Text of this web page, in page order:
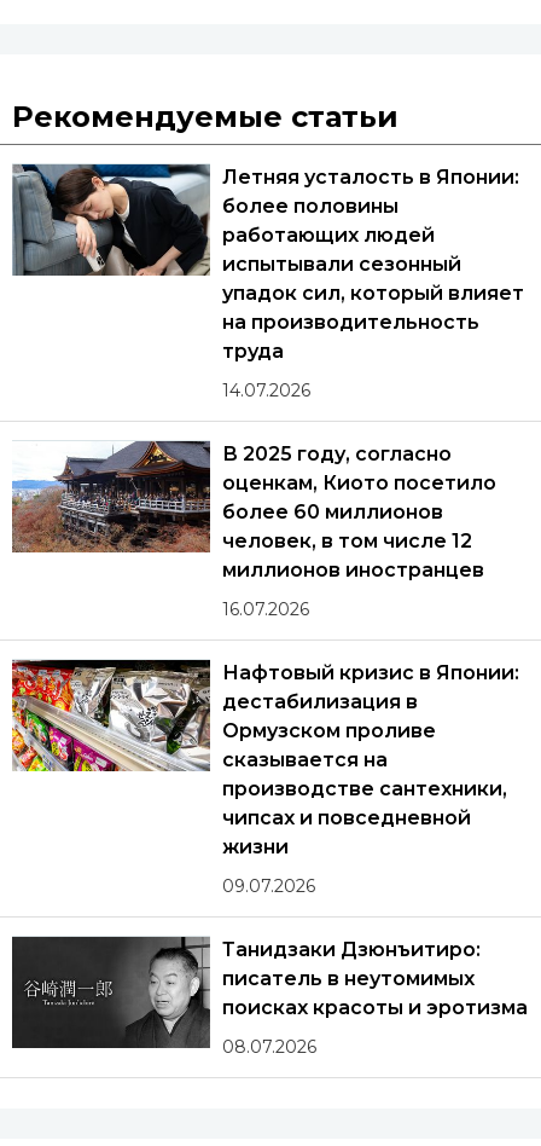
Рекомендуемые статьи
Летняя усталость в Японии:
более половины
работающих людей
испытывали сезонный
упадок сил, который влияет
на производительность
труда
14.07.2026
В 2025 году, согласно
оценкам, Киото посетило
более 60 миллионов
человек, в том числе 12
миллионов иностранцев
16.07.2026
Нафтовый кризис в Японии:
дестабилизация в
Ормузском проливе
сказывается на
производстве сантехники,
чипсах и повседневной
жизни
09.07.2026
Танидзаки Дзюнъитиро:
писатель в неутомимых
поисках красоты и эротизма
08.07.2026